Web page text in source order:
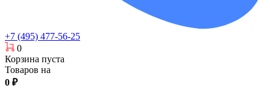
+7 (495) 477-56-25
0
Корзина пуста
Товаров на
0 ₽